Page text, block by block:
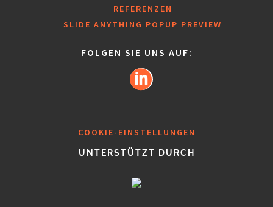
REFERENZEN
SLIDE ANYTHING POPUP PREVIEW
FOLGEN SIE UNS AUF:
COOKIE-EINSTELLUNGEN
UNTERSTÜTZT DURCH